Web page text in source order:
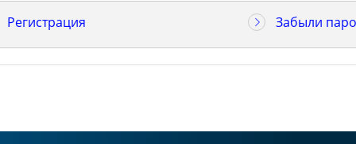
Регистрация Забыли